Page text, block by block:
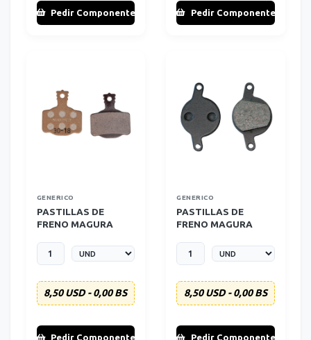
Pedir Componente Pedir Componente
GENERICO
PASTILLAS DE
FRENO MAGURA
8,50 USD - 0,00 BS
Pedir Componente
GENERICO
PASTILLAS DE
FRENO MAGURA
8,50 USD - 0,00 BS
Pedir Componente